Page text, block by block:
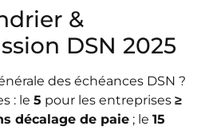
&
DSN 2025
des échéances DSN ?
: le 5 pour les entreprises ≥
décalage de paie ; le 15